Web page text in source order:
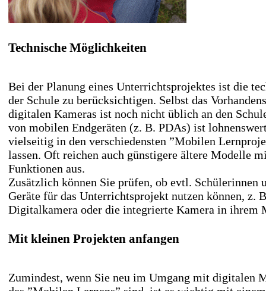
Technische Möglichkeiten
Bei der Planung eines Unterrichtsprojektes ist die
der Schule zu berücksichtigen. Selbst das
digitalen Kameras ist noch nicht üblich an den
von mobilen Endgeräten (z. B. PDAs) ist
vielseitig in den verschiedensten ”Mobilen
lassen. Oft reichen auch günstigere ältere Modelle
Funktionen aus.
Zusätzlich können Sie prüfen, ob evtl. Schülerinnen
Geräte für das Unterrichtsprojekt nutzen können, z.
Digitalkamera oder die integrierte Kamera in ihrem
Mit kleinen Projekten anfangen
Zumindest, wenn Sie neu im Umgang mit digitalen